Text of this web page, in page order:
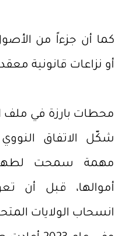
كما أن جزءاً من
أو نزاعات قانونية
محطات بارزة في ملف
مهمة سمحت
أموالها، قبل أن
انسحاب الولايات